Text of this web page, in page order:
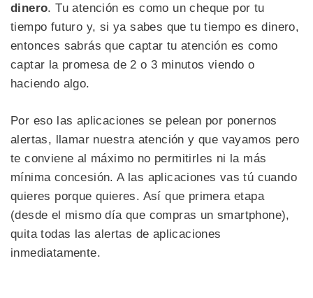
dinero. Tu atención es como un cheque por tu
tiempo futuro y, si ya sabes que tu tiempo es dinero,
entonces sabrás que captar tu atención es como
captar la promesa de 2 o 3 minutos viendo o
haciendo algo.
Por eso las aplicaciones se pelean por ponernos
alertas, llamar nuestra atención y que vayamos pero
te conviene al máximo no permitirles ni la más
mínima concesión. A las aplicaciones vas tú cuando
quieres porque quieres. Así que primera etapa
(desde el mismo día que compras un smartphone),
quita todas las alertas de aplicaciones
inmediatamente.